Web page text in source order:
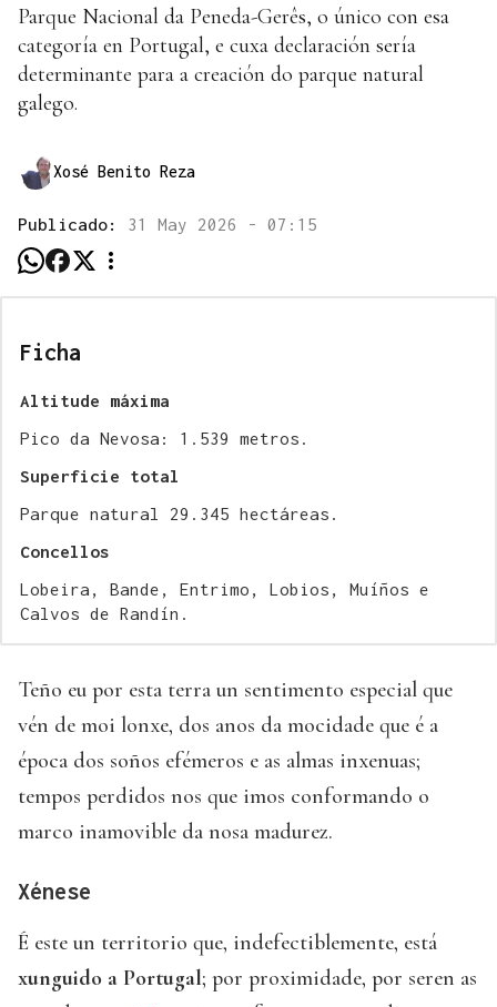
Parque Nacional da Peneda-Gerês, o único con esa
categoría en Portugal, e cuxa declaración sería
determinante para a creación do parque natural
galego.
Xosé Benito Reza
Publicado: 31 May 2026 - 07:15
Ficha
Altitude máxima
Pico da Nevosa: 1.539 metros.
Superficie total
Parque natural 29.345 hectáreas.
Concellos
Lobeira, Bande, Entrimo, Lobios, Muíños e
Calvos de Randín.
Teño eu por esta terra un sentimento especial que
vén de moi lonxe, dos anos da mocidade que é a
época dos soños efémeros e as almas inxenuas;
tempos perdidos nos que imos conformando o
marco inamovible da nosa madurez.
Xénese
É este un territorio que, indefectiblemente, está
xunguido a Portugal; por proximidade, por seren as